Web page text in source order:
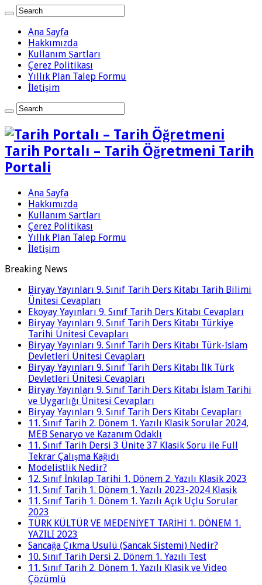
Ana Sayfa
Hakkımızda
Kullanım Şartları
Çerez Politikası
Yıllık Plan Talep Formu
İletişim
Tarih Portalı – Tarih Öğretmeni Tarih
Portali
Ana Sayfa
Hakkımızda
Kullanım Şartları
Çerez Politikası
Yıllık Plan Talep Formu
İletişim
Breaking News
Biryay Yayınları 9. Sınıf Tarih Ders Kitabı Tarih Bilimi
Ünitesi Cevapları
Ekoyay Yayınları 9. Sınıf Tarih Ders Kitabı Cevapları
Biryay Yayınları 9. Sınıf Tarih Ders Kitabı Türkiye
Tarihi Ünitesi Cevapları
Biryay Yayınları 9. Sınıf Tarih Ders Kitabı Türk-İslam
Devletleri Ünitesi Cevapları
Biryay Yayınları 9. Sınıf Tarih Ders Kitabı İlk Türk
Devletleri Ünitesi Cevapları
Biryay Yayınları 9. Sınıf Tarih Ders Kitabı İslam Tarihi
ve Uygarlığı Ünitesi Cevapları
Biryay Yayınları 9. Sınıf Tarih Ders Kitabı Cevapları
11. Sınıf Tarih 2. Dönem 1. Yazılı Klasik Sorular 2024,
MEB Senaryo ve Kazanım Odaklı
11. Sınıf Tarih Dersi 3 Ünite 37 Klasik Soru ile Full
Tekrar Çalışma Kağıdı
Modelistlik Nedir?
12. Sınıf İnkılap Tarihi 1. Dönem 2. Yazılı Klasik 2023
11. Sınıf Tarih 1. Dönem 1. Yazılı 2023-2024 Klasik
11. Sınıf Tarih 1. Dönem 1. Yazılı Açık Uçlu Sorular
2023
TÜRK KÜLTÜR VE MEDENİYET TARİHİ 1. DÖNEM 1.
YAZILI 2023
Sancağa Çıkma Usulü (Sancak Sistemi) Nedir?
10. Sınıf Tarih Dersi 2. Dönem 1. Yazılı Test
11. Sınıf Tarih 2. Dönem 1. Yazılı Klasik ve Video
Çözümlü